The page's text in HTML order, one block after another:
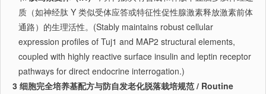
质（如神经肽 Y 类似受体应答或特征性促性腺激素释放激素前体
通路）的生理活性。(Stably maintains robust cellular
expression profiles of Tuj1 and MAP2 structural elements,
coupled with highly reactive surface insulin and leptin receptor
pathways for direct endocrine interrogation.)
3 细胞完全培养基配方与防自发老化脱落栽培规范 / Routine